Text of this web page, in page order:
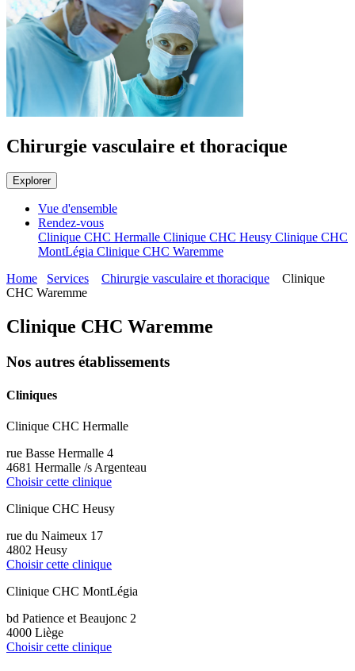
Chirurgie vasculaire et thoracique
Explorer
Vue d'ensemble
Rendez-vous
Clinique CHC Hermalle Clinique CHC Heusy Clinique CHC
MontLégia Clinique CHC Waremme
Home
Services Chirurgie vasculaire et thoracique
Clinique
CHC Waremme
Clinique CHC Waremme
Nos autres établissements
Cliniques
Clinique CHC Hermalle
rue Basse Hermalle 4
4681 Hermalle /s Argenteau
Choisir cette clinique
Clinique CHC Heusy
rue du Naimeux 17
4802 Heusy
Choisir cette clinique
Clinique CHC MontLégia
bd Patience et Beaujonc 2
4000 Liège
Choisir cette clinique